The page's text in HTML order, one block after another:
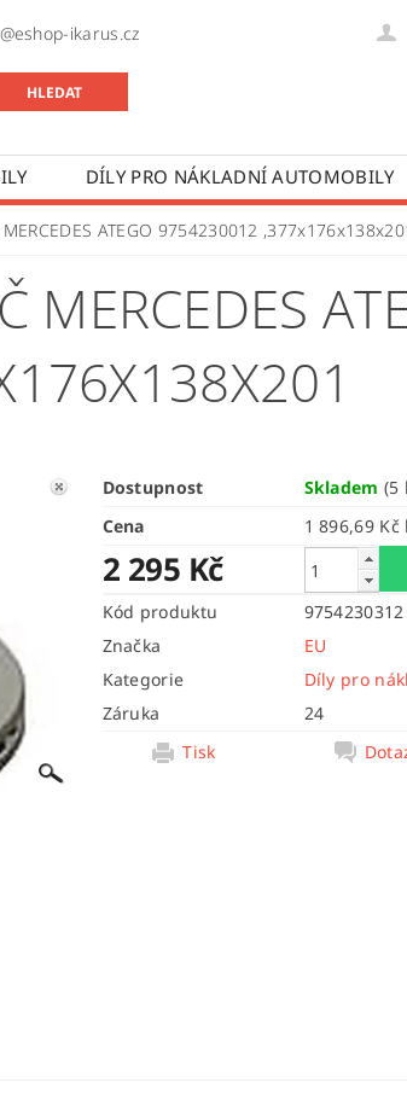
ikarus.cz
DÍLY PRO NÁKLADNÍ AUTOMOBILY
VÝROBA A OPRAVY LISTOVÝCH PER
ATEGO 9754230012
MERCEDES
Dostupnost Skladem(5
Cena
2 295 Kč
Kód produktu
9754230312
Značka
EU
Kategorie
Díly pro
Záruka
24
Tisk